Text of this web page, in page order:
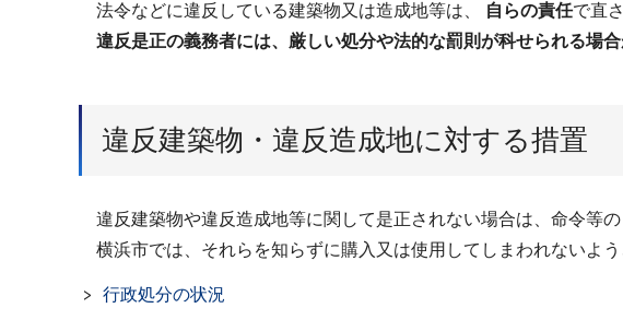
法令などに違反している建築物又は造成地等は、 自らの責任で直
違反是正の義務者には、厳しい処分や法的な罰則が科せられる場合
違反建築物・違反造成地に対する措置
違反建築物や違反造成地等に関して是正されない場合は、命令等の
横浜市では、それらを知らずに購入又は使用してしまわれないよ
行政処分の状況